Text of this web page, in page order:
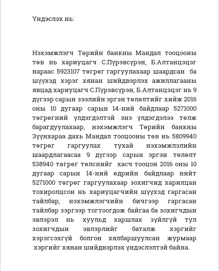
Үндэслэх нь:
Нэхэмжлэгч Төрийн банкны Мандал тооцооны
төв нь хариуцагч С.Пүрэвсүрэн, Б.Алтанцэцэг
нараас 5923107 төгрөг гаргуулахаар шаардсан ба
шүүхэд хэрэг хянан шийдвэрлэх ажиллагааны
явцад хариуцагч С.Пүрэвсүрэн, Б.Алтанцэцэг нь 9
дүгээр сарын зээлийн эргэн төлөлтийг хийж 2016
оны 10 дугаар сарын 14-ний байдлаар 5271000
төгрөгний үлдэгдэлтэй энэ үлдэгдэлээ төлж
барагдуулахаар, нэхэмжлэгч Төрийн банкны
Зүүнхараа дахь Мандал тооцооны төв нь 5809940
төгрөг гаргуулах тухай нэхэмжлэлийн
шаардлагаасаа 9 дүгээр сарын эргэн төлөлт
538940 төгрөг төлснийг хасч тооцон 2016 оны 10
дугаар сарын 14-ний өдрийн байдлаар нийт
5271000 төгрөг гаргуулахаар зохигчид харилцан
тохиролцсон нь хариуцагчийн шүүхэд гаргасан
тайлбар, нэхэмжлэгчийн бичгээр гаргасан
тайлбар зэргээр тогтоогдож байгаа ба зохигчдын
эвлэрэл нь хуульд харшлах зүйлгүй тул
зохигчдын эвлэрлийг баталж хэргийг
хэрэгсэхгүй болгон хялбаршуулсан журмаар
хэргийг хянан шийдвэрлэх үндэслэлтэй байна.